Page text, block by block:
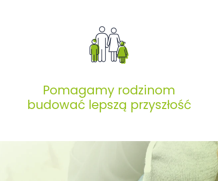
Pomagamy rodzinom
budować lepszą przyszłość